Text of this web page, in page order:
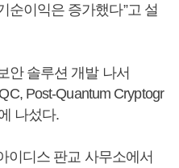
순이익은 증가했다”고 설
안 솔루션 개발 나서
Post-Quantum Cryptogr
나섰다.
이디스 판교 사무소에서